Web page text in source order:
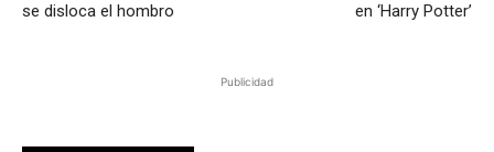
se disloca el hombro
en ‘Harry Potter’
Publicidad